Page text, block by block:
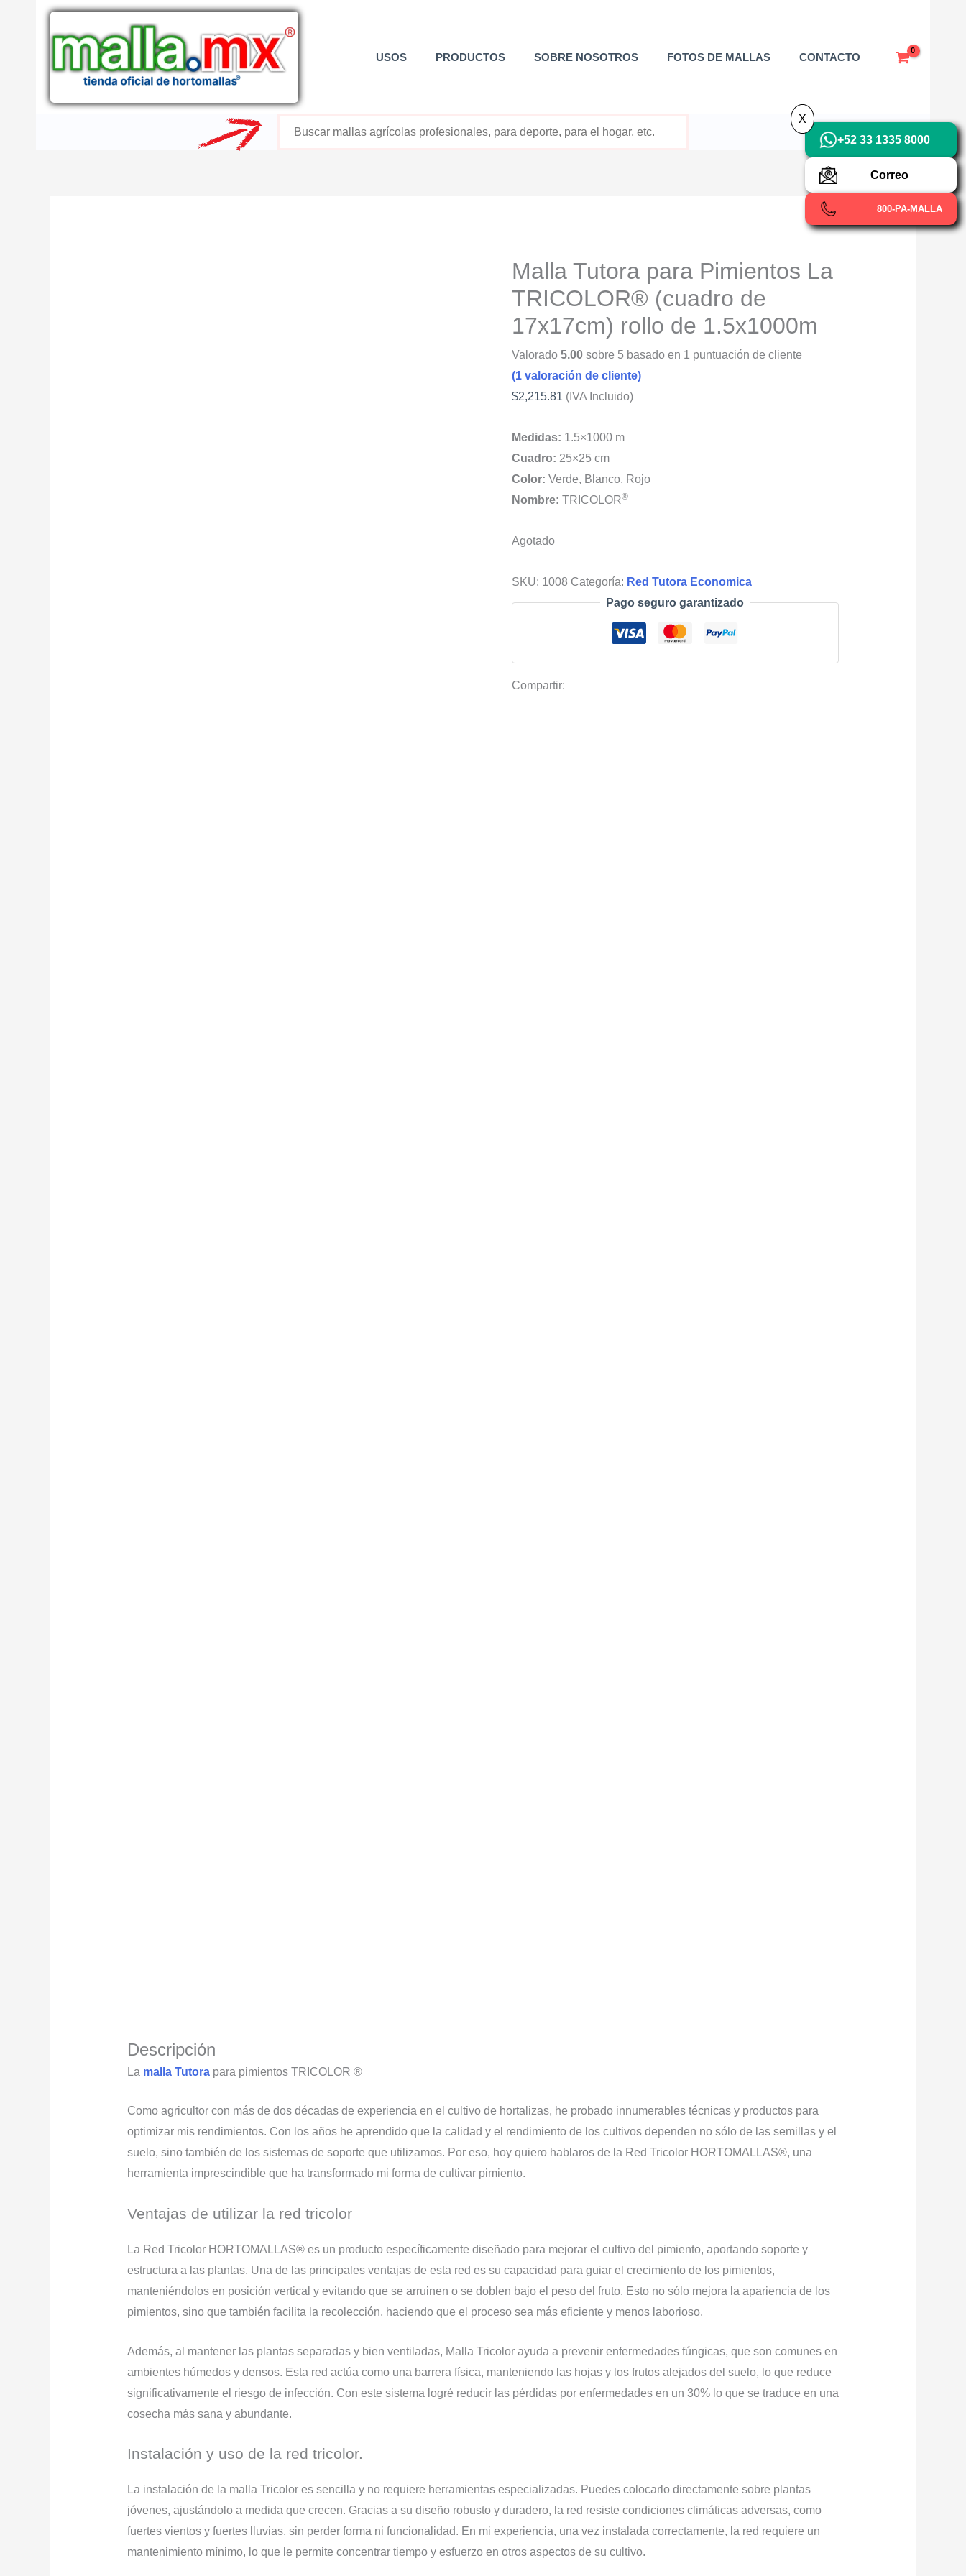
contenido
USOS PRODUCTOS SOBRE NOSOTROS FOTOS DE MALLAS CONTACTO
Malla Tutora para Pimientos La
TRICOLOR® (cuadro de
17x17cm) rollo de 1.5x1000m
Valorado 5.00sobre 5 basado en 1 puntuación de cliente
(1valoración de cliente)
$2,215.81 (IVA Incluido)
Medidas: 1.5×1000 m
Cuadro: 25×25 cm
Color: Verde, Blanco, Rojo
Nombre: TRICOLOR®
Agotado
SKU: 1008 Categoría: Red Tutora Economica
Pago seguro garantizado
Compartir:
Descripción
La malla Tutorapara pimientos TRICOLOR ®
Como agricultor con más de dos décadas de experiencia en el cultivo de hortalizas, he probado innumerables técnicas y productos para
optimizar mis rendimientos. Con los años he aprendido que la calidad y el rendimiento de los cultivos dependen no sólo de las semillas y el
suelo, sino también de los sistemas de soporte que utilizamos. Por eso, hoy quiero hablaros de la Red Tricolor HORTOMALLAS®, una
herramienta imprescindible que ha transformado mi forma de cultivar pimiento.
Ventajas de utilizar la red tricolor
La Red Tricolor HORTOMALLAS® es un producto específicamente diseñado para mejorar el cultivo del pimiento, aportando soporte y
estructura a las plantas. Una de las principales ventajas de esta red es su capacidad para guiar el crecimiento de los pimientos,
manteniéndolos en posición vertical y evitando que se arruinen o se doblen bajo el peso del fruto. Esto no sólo mejora la apariencia de los
pimientos, sino que también facilita la recolección, haciendo que el proceso sea más eficiente y menos laborioso.
Además, al mantener las plantas separadas y bien ventiladas, Malla Tricolor ayuda a prevenir enfermedades fúngicas, que son comunes en
ambientes húmedos y densos. Esta red actúa como una barrera física, manteniendo las hojas y los frutos alejados del suelo, lo que reduce
significativamente el riesgo de infección. Con este sistema logré reducir las pérdidas por enfermedades en un 30% lo que se traduce en una
cosecha más sana y abundante.
Instalación y uso de la red tricolor.
La instalación de la malla Tricolor es sencilla y no requiere herramientas especializadas. Puedes colocarlo directamente sobre plantas
jóvenes, ajustándolo a medida que crecen. Gracias a su diseño robusto y duradero, la red resiste condiciones climáticas adversas, como
fuertes vientos y fuertes lluvias, sin perder forma ni funcionalidad. En mi experiencia, una vez instalada correctamente, la red requiere un
mantenimiento mínimo, lo que le permite concentrar tiempo y esfuerzo en otros aspectos de su cultivo.
+52 33 1335 8000
Correo
800-PA-MALLA
X